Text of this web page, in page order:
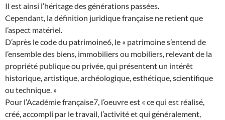
Il est ainsi l’héritage des générations passées.
Cependant, la définition juridique française ne retient que
l’aspect matériel.
D’après le code du patrimoine6, le « patrimoine s’entend de
l’ensemble des biens, immobiliers ou mobiliers, relevant de la
propriété publique ou privée, qui présentent un intérêt
historique, artistique, archéologique, esthétique, scientifique
ou technique. »
Pour l’Académie française7, l’oeuvre est « ce qui est réalisé,
créé, accompli par le travail, l’activité et qui généralement,